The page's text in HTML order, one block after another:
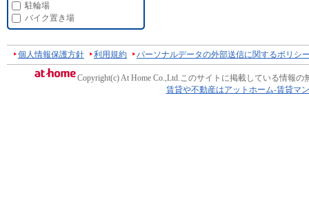
駐輪場
バイク置き場
個人情報保護方針 利用規約 パーソナルデータの外部送信に関するポリシ
Copyright(c) At Home Co.,Ltd.このサイトに掲載している情報の
賃貸や不動産はアットホーム-賃貸マ